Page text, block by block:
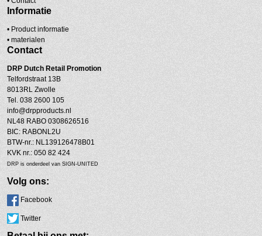
Informatie
• Product informatie
• materialen
Contact
DRP Dutch Retail Promotion
Telfordstraat 13B
8013RL Zwolle
Tel. 038 2600 105
info@drpproducts.nl
NL48 RABO 0308626516
BIC: RABONL2U
BTW-nr.: NL139126478B01
KVK nr.: 050 82 424
DRP is onderdeel van SIGN-UNITED
Volg ons:
Facebook
Twitter